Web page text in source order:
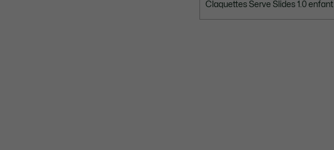
Claquettes Serve Slides 1.0 enfant